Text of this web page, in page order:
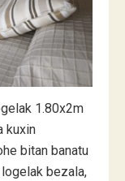
1.80x2m
kuxin
bitan banatu
bezala,